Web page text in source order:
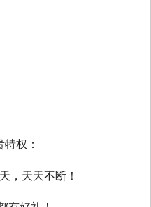
权：
，天天不断！